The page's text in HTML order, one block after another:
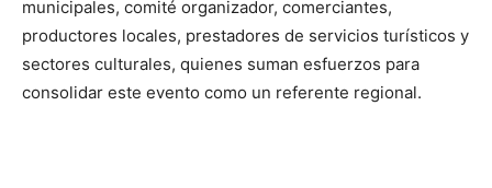
municipales, comité organizador, comerciantes,
productores locales, prestadores de servicios turísticos y
sectores culturales, quienes suman esfuerzos para
consolidar este evento como un referente regional.